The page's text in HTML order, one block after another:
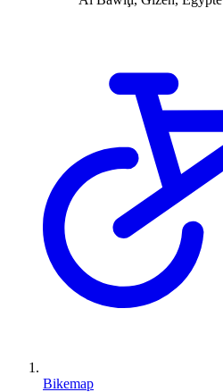
Bikemap